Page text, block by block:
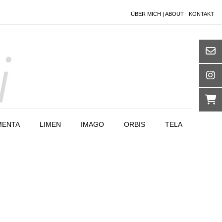
ÜBER MICH | ABOUT KONTAKT
LIMEN IMAGO ORBIS TELA